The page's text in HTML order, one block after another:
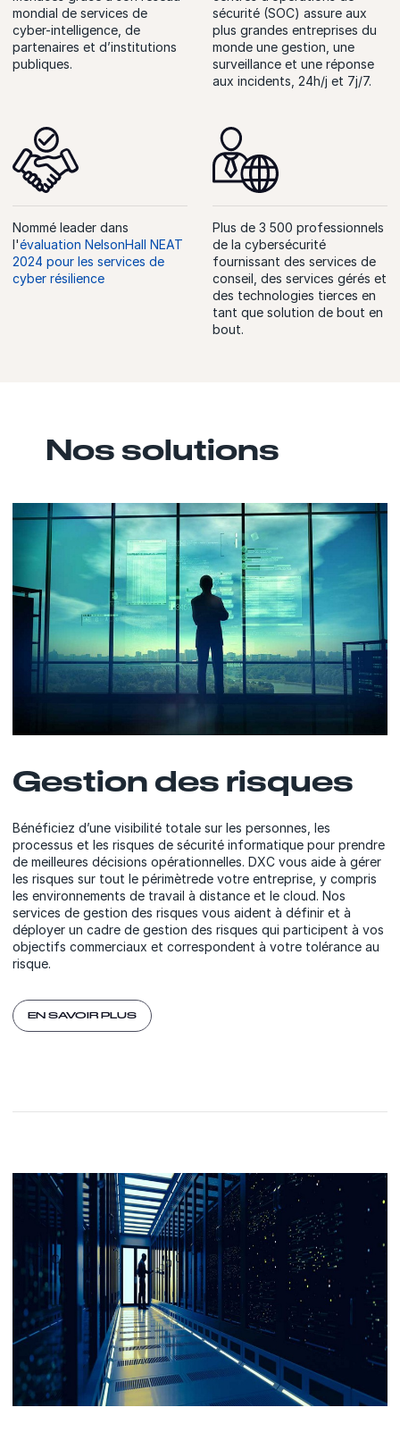
mondial de services de
cyber-intelligence, de
partenaires et d’institutions
publiques.
sécurité (SOC) assure aux
plus grandes entreprises du
monde une gestion, une
surveillance et une réponse
aux incidents, 24h/j et 7j/7.
Nommé leader dans
l'évaluation NelsonHall NEAT
2024 pour les services de
cyber résilience
Plus de 3 500 professionnels
de la cybersécurité
fournissant des services de
conseil, des services gérés et
des technologies tierces en
tant que solution de bout en
bout.
Nos solutions
Gestion des risques
Bénéficiez d’une visibilité totale sur les personnes, les
processus et les risques de sécurité informatique pour prendre
de meilleures décisions opérationnelles. DXC vous aide à gérer
les risques sur tout le périmètrede votre entreprise, y compris
les environnements de travail à distance et le cloud. Nos
services de gestion des risques vous aident à définir et à
déployer un cadre de gestion des risques qui participent à vos
objectifs commerciaux et correspondent à votre tolérance au
risque.
EN SAVOIR PLUS